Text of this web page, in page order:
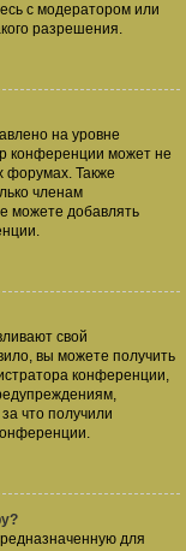
с модератором или
разрешения.
на уровне
конференции может не
форумах. Также
членам
можете добавлять
свой
вы можете получить
конференции,
что получили
для